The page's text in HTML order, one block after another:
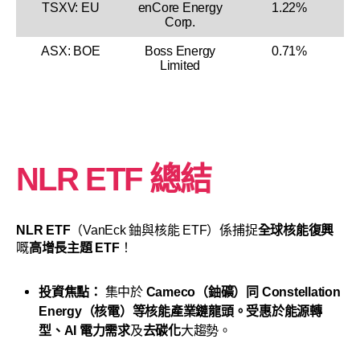
TSXV: EU
enCore Energy
Corp.
1.22%
ASX: BOE
Boss Energy
Limited
0.71%
NLR ETF 總結
NLR ETF（VanEck 鈾與核能 ETF）係捕捉全球核能復興
嘅高增長主題 ETF！
投資焦點： 集中於 Cameco（鈾礦）同 Constellation
Energy（核電）等核能產業鏈龍頭。受惠於能源轉
型、AI 電力需求及去碳化大趨勢。